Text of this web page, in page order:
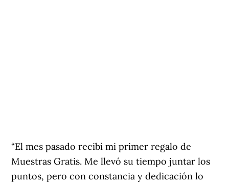
“El mes pasado recibí mi primer regalo de
Muestras Gratis. Me llevó su tiempo juntar los
puntos, pero con constancia y dedicación lo